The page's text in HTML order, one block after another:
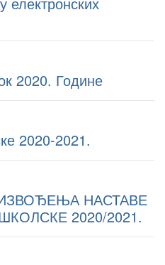
2020. Године
2020-2021.
НАСТАВЕ
2020/2021.